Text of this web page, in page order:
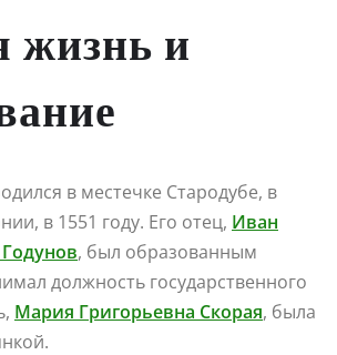
жизнь и
в местечке Стародубе, в
в 1551 году. Его отец, Иван
, был образованным
должность государственного
Мария Григорьевна Скорая, была